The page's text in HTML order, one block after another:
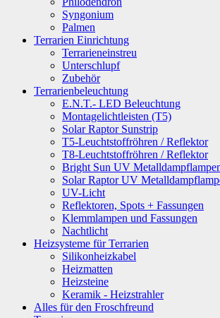
Syngonium
Palmen
Terrarien Einrichtung
Terrarieneinstreu
Unterschlupf
Zubehör
Terrarienbeleuchtung
E.N.T.- LED Beleuchtung
Montagelichtleisten (T5)
Solar Raptor Sunstrip
T5-Leuchtstoffröhren / Reflektor
T8-Leuchtstoffröhren / Reflektor
Bright Sun UV
Solar Raptor UV
UV-Licht
Reflektoren, Spots + Fassungen
Klemmlampen und Fassungen
Nachtlicht
Heizsysteme für Terrarien
Silikonheizkabel
Heizmatten
Heizsteine
Keramik - Heizstrahler
Alles für den Froschfreund